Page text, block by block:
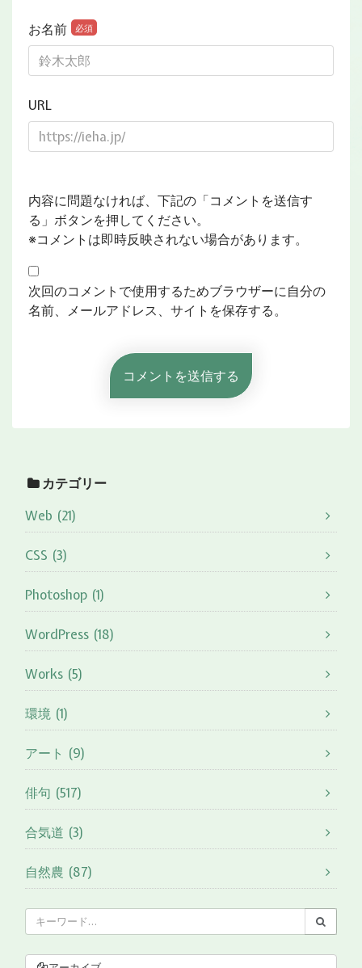
お名前 必須
URL
内容に問題なければ、下記の「コメントを送信す
る」ボタンを押してください。
※コメントは即時反映されない場合があります。
次回のコメントで使用するためブラウザーに自分の
名前、メールアドレス、サイトを保存する。
カテゴリー
Web (21)
CSS (3)
Photoshop (1)
WordPress (18)
Works (5)
環境 (1)
アート (9)
俳句 (517)
合気道 (3)
自然農 (87)